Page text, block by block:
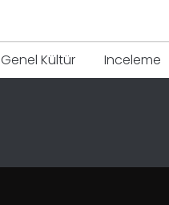
Genel Kültür Inceleme